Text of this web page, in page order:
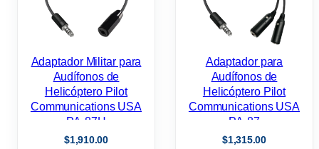
Adaptador Militar para
Audífonos de
Helicóptero Pilot
Communications USA
PA-87H
$1,910.00
Adaptador para
Audífonos de
Helicóptero Pilot
Communications USA
PA-87
$1,315.00